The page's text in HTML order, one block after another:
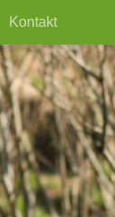
Kontakt